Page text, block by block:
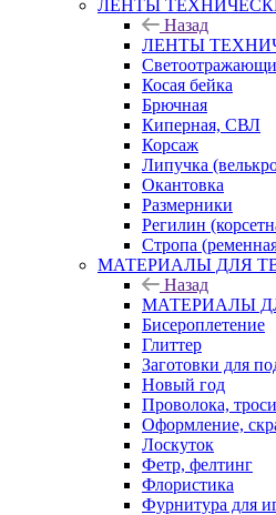
ЛЕНТЫ
Назад
ЛЕНТЫ
Косая бейка
Брючная
Киперная, СВЛ
Корсаж
Липучка
Окантовка
Размерники
Регилин
Стропа
МАТЕРИАЛЫ ДЛЯ
Назад
МАТЕРИАЛЫ
Бисероплетение
Глиттер
Заготовки для
Новый год
Проволока,
Оформление,
Лоскуток
Фетр, фелтинг
Флористика
Фурнитура для